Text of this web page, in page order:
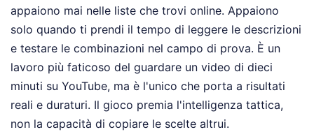
appaiono mai nelle liste che trovi online. Appaiono
solo quando ti prendi il tempo di leggere le descrizioni
e testare le combinazioni nel campo di prova. È un
lavoro più faticoso del guardare un video di dieci
minuti su YouTube, ma è l'unico che porta a risultati
reali e duraturi. Il gioco premia l'intelligenza tattica,
non la capacità di copiare le scelte altrui.